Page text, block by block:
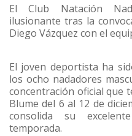
El Club Natación
ilusionante tras la
Diego Vázquez con el
El joven deportista ha
los ocho nadadores
concentración oficial que
Blume del 6 al 12 de
consolida su
temporada.